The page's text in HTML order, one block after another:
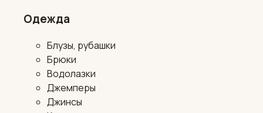
Одежда
Блузы, рубашки
Брюки
Водолазки
Джемперы
Джинсы